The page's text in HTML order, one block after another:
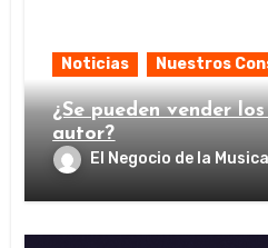
Noticias Nuestros
¿Se pueden vender
autor?
El Negocio de la Musica